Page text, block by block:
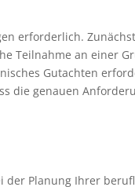
erforderlich.
Teilnahme an einer
Gutachten
die genauen
Planung Ihrer